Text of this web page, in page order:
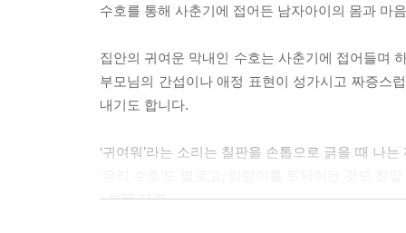
수호를 통해 사춘기에 접어든 남자아이의 몸과 마
집안의 귀여운 막내인 수호는 사춘기에 접어들며
부모님의 간섭이나 애정 표현이 성가시고 짜증스
내기도 합니다.
‘귀여워’라는 소리는 칠판을 손톱으로 긁을 때 나
- 본문 11쪽